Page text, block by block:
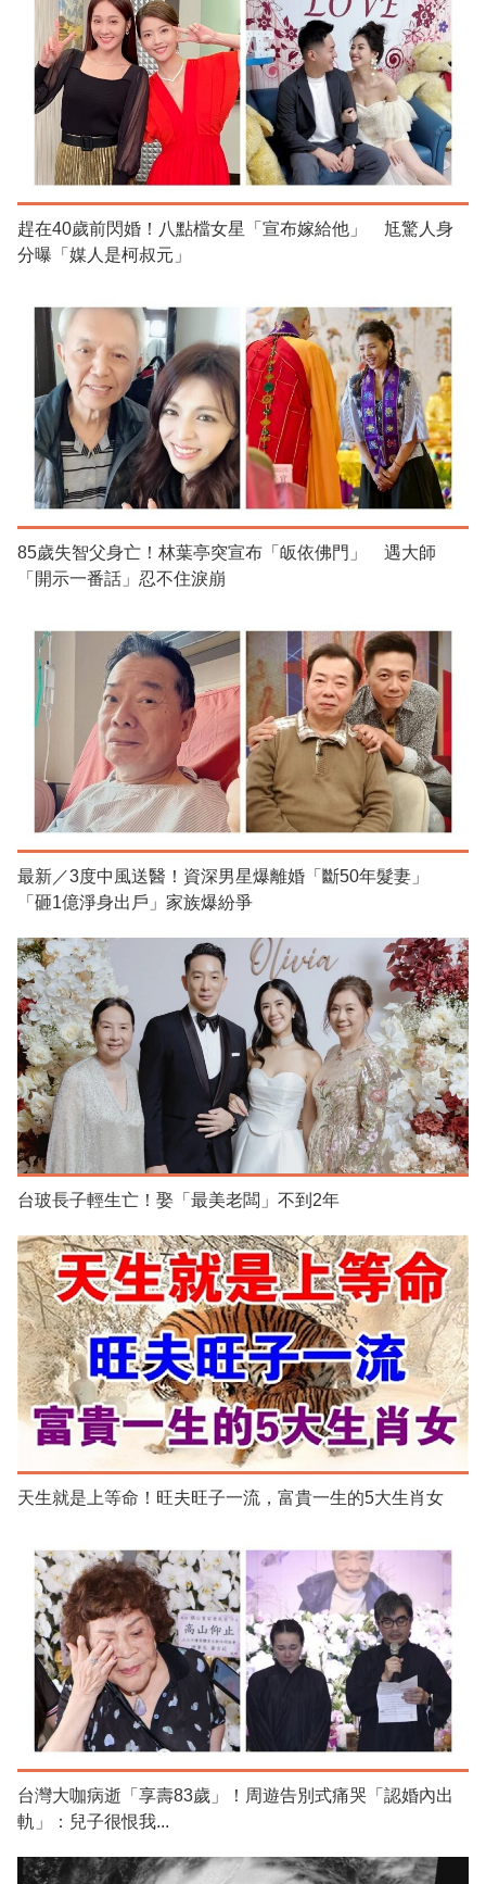
趕在40歲前閃婚！八點檔女星「宣布嫁給他」 尪驚人身
分曝「媒人是柯叔元」
85歲失智父身亡！林葉亭突宣布「皈依佛門」 遇大師
「開示一番話」忍不住淚崩
最新／3度中風送醫！資深男星爆離婚「斷50年髮妻」
「砸1億淨身出戶」家族爆紛爭
台玻長子輕生亡！娶「最美老闆」不到2年
天生就是上等命！旺夫旺子一流，富貴一生的5大生肖女
台灣大咖病逝「享壽83歲」！周遊告別式痛哭「認婚內出
軌」：兒子很恨我...